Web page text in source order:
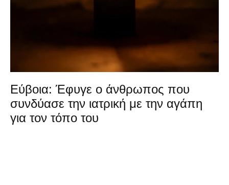
Εύβοια: Έφυγε ο άνθρωπος που
συνδύασε την ιατρική με την αγάπη
για τον τόπο του